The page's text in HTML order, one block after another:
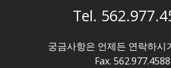
Tel.
궁금사항은 언제든 연락하시
Fax. 562.977.4588